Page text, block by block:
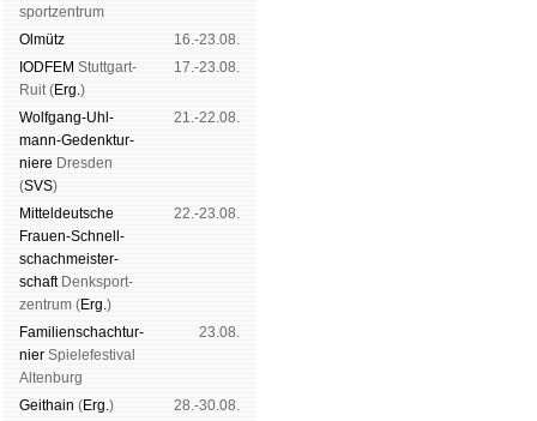
sport­zen­trum
Ol­mütz
16.-23.08.
IODFEM Stutt­gart-
Ruit (Erg.)
17.-23.08.
Wolf­gang-Uhl­
mann-Ge­denk­tur­
niere Dres­den
(SVS)
21.-22.08.
Mit­tel­deu­tsche
Frauen-Schnell­
schach­meis­ter­
schaftDenk­sport­
zen­trum (Erg.)
22.-23.08.
Familien­schach­tur­
nier Spiele­fes­ti­val
Al­ten­burg
23.08.
Geit­hain (Erg.)
28.-30.08.